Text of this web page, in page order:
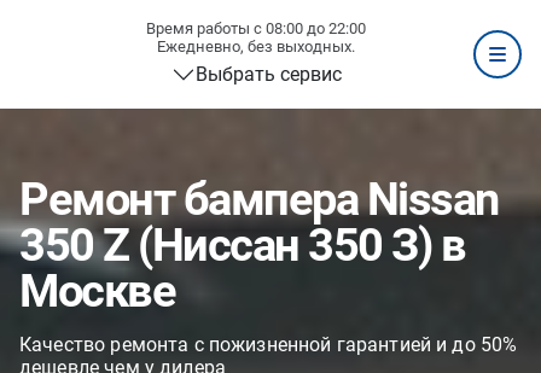
Время работы с 08:00 до 22:00
Ежедневно, без выходных.
Выбрать сервис
Ремонт бампера Nissan
350 Z (Ниссан 350 З) в
Москве
Качество ремонта с пожизненной гарантией и до 50%
дешевле чем у дилера